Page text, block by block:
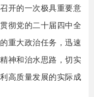
开的一次极具重要意
彻党的二十届四中全
重大政治任务，迅速
神和治水思路，切实
高质量发展的实际成